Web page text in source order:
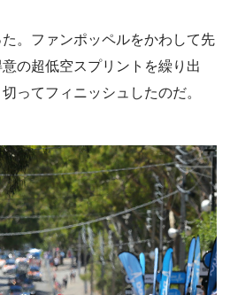
。ファンポッペルをかわして先
の超低空スプリントを繰り出
ってフィニッシュしたのだ。